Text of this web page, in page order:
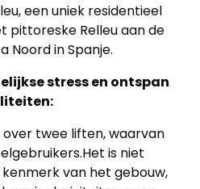
een uniek residentieel
pittoreske Relleu aan de
Noord in Spanje.
stress en ontspan
twee liften, waarvan
is niet
van het gebouw,